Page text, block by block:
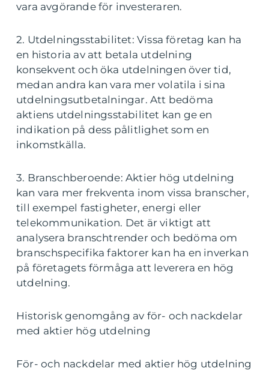
vara avgörande för investeraren.
2. Utdelningsstabilitet: Vissa företag kan ha
en historia av att betala utdelning
konsekvent och öka utdelningen över tid,
medan andra kan vara mer volatila i sina
utdelningsutbetalningar. Att bedöma
aktiens utdelningsstabilitet kan ge en
indikation på dess pålitlighet som en
inkomstkälla.
3. Branschberoende: Aktier hög utdelning
kan vara mer frekventa inom vissa branscher,
till exempel fastigheter, energi eller
telekommunikation. Det är viktigt att
analysera branschtrender och bedöma om
branschspecifika faktorer kan ha en inverkan
på företagets förmåga att leverera en hög
utdelning.
Historisk genomgång av för- och nackdelar
med aktier hög utdelning
För- och nackdelar med aktier hög utdelning